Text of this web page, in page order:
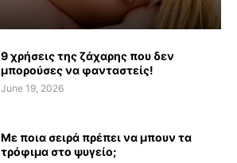
9 χρήσεις της ζάχαρης που δεν
μπορούσες να φανταστείς!
June 19, 2026
Με ποια σειρά πρέπει να μπουν τα
τρόφιμα στο ψυγείο;